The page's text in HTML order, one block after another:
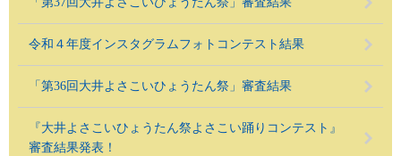
令和４年度インスタグラムフォトコンテスト結果
「第36回大井よさこいひょうたん祭」審査結果
『大井よさこいひょうたん祭よさこい踊りコンテスト』
審査結果発表！